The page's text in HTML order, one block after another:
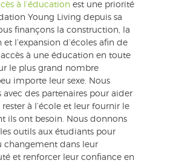
à l’éducation est une priorité
Young Living depuis sa
finançons la construction, la
et l’expansion d’écoles afin de
à une éducation en toute
le plus grand nombre
importe leur sexe. Nous
avec des partenaires pour aider
rester à l’école et leur fournir le
ils ont besoin. Nous donnons
outils aux étudiants pour
changement dans leur
et renforcer leur confiance en